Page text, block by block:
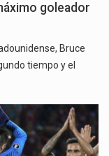
goleador
Bruce
tiempo y el